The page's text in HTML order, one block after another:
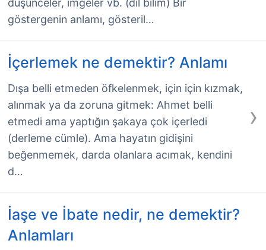
düşünceler, imgeler vb. (dil bilim) Bir
göstergenin anlamı, gösteril…
İçerlemek ne demektir? Anlamı
›
Dışa belli etmeden öfkelenmek, için için kızmak,
alınmak ya da zoruna gitmek: Ahmet belli
etmedi ama yaptığın şakaya çok içerledi
(derleme cümle). Ama hayatın gidişini
beğenmemek, darda olanlara acımak, kendini
d…
İaşe ve İbate nedir, ne demektir?
Anlamları